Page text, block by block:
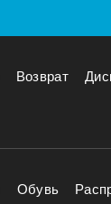
Возврат
Обувь